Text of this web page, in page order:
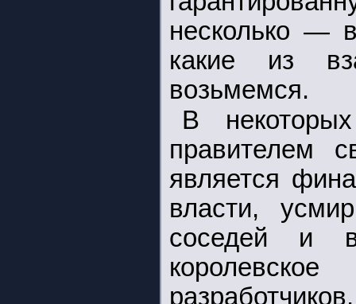
несколько —
какие из
возьмемся.
В
правителем
является
власти,
соседей и